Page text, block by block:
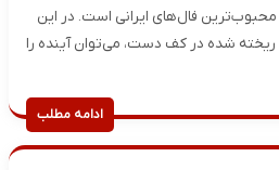
محبوب‌ترین فال‌های ایرانی است. در این
ریخته شده در کف دست، می‌توان آینده را
ادامه مطلب